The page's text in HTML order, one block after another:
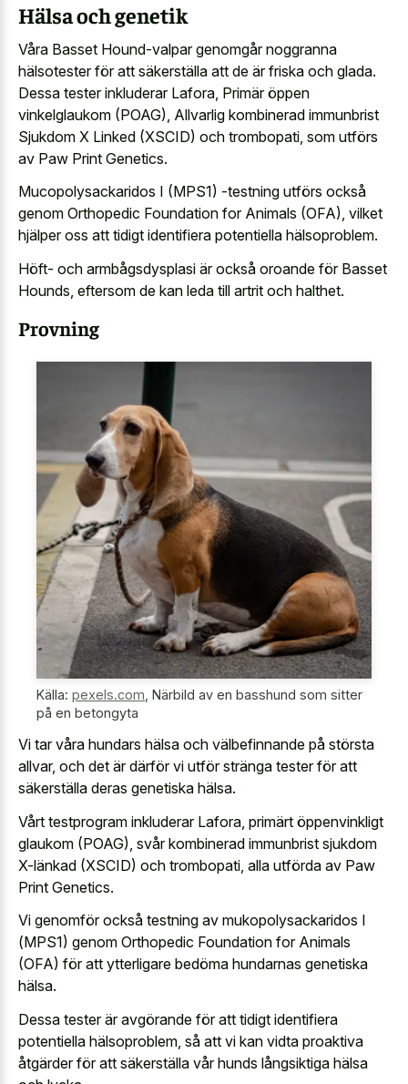
Hälsa och genetik
Våra Basset Hound-valpar genomgår noggranna
hälsotester för att säkerställa att de är friska och glada.
Dessa tester inkluderar Lafora, Primär öppen
vinkelglaukom (POAG), Allvarlig kombinerad immunbrist
Sjukdom X Linked (XSCID) och trombopati, som utförs
av Paw Print Genetics.
Mucopolysackaridos I (MPS1) -testning utförs också
genom Orthopedic Foundation for Animals (OFA), vilket
hjälper oss att tidigt identifiera potentiella hälsoproblem.
Höft- och armbågsdysplasi är också oroande för Basset
Hounds, eftersom de kan leda till artrit och halthet.
Provning
Källa: pexels.com Närbild av en basshund som sitter
på en betongyta
Vi tar våra hundars hälsa och välbefinnande på största
allvar, och det är därför vi utför stränga tester för att
säkerställa deras genetiska hälsa.
Vårt testprogram inkluderar Lafora, primärt öppenvinkligt
glaukom (POAG), svår kombinerad immunbrist sjukdom
X-länkad (XSCID) och trombopati, alla utförda av Paw
Print Genetics.
Vi genomför också testning av mukopolysackaridos I
(MPS1) genom Orthopedic Foundation for Animals
(OFA) för att ytterligare bedöma hundarnas genetiska
hälsa.
Dessa tester är avgörande för att tidigt identifiera
potentiella hälsoproblem, så att vi kan vidta proaktiva
åtgärder för att säkerställa vår hunds långsiktiga hälsa